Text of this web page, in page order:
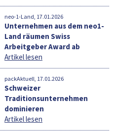
neo-1-Land, 17.01.2026
Unternehmen aus dem neo1-
Land räumen Swiss
Arbeitgeber Award ab
Artikel lesen
packAktuell, 17.01.2026
Schweizer
Traditionsunternehmen
dominieren
Artikel lesen